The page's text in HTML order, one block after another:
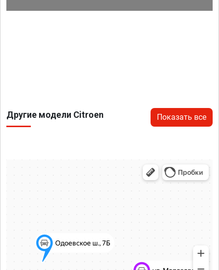
Другие модели Citroen Показать все